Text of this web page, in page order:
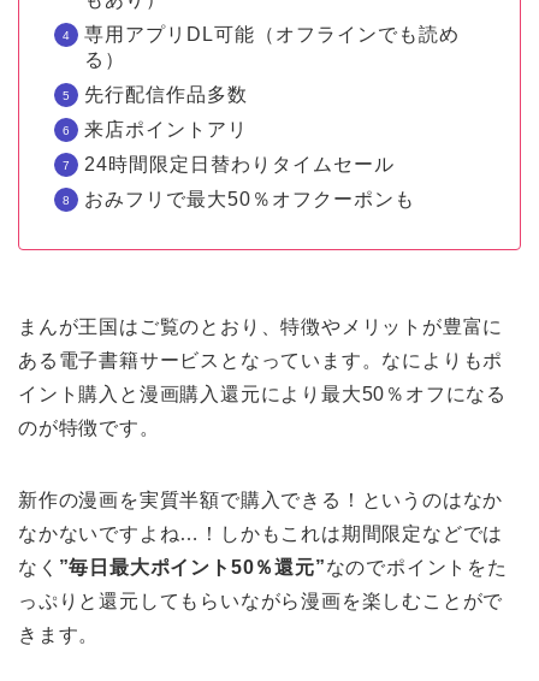
専用アプリDL可能（オフラインでも読め
る）
先行配信作品多数
来店ポイントアリ
24時間限定日替わりタイムセール
おみフリで最大50％オフクーポンも
まんが王国はご覧のとおり、特徴やメリットが豊富に
ある電子書籍サービスとなっています。なによりもポ
イント購入と漫画購入還元により最大50％オフになる
のが特徴です。
新作の漫画を実質半額で購入できる！というのはなか
なかないですよね…！しかもこれは期間限定などでは
なく ”毎日最大ポイント50％還元”なのでポイントをた
っぷりと還元してもらいながら漫画を楽しむことがで
きます。